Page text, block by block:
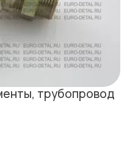
трубопровод